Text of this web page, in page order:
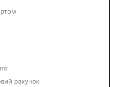
рахунок